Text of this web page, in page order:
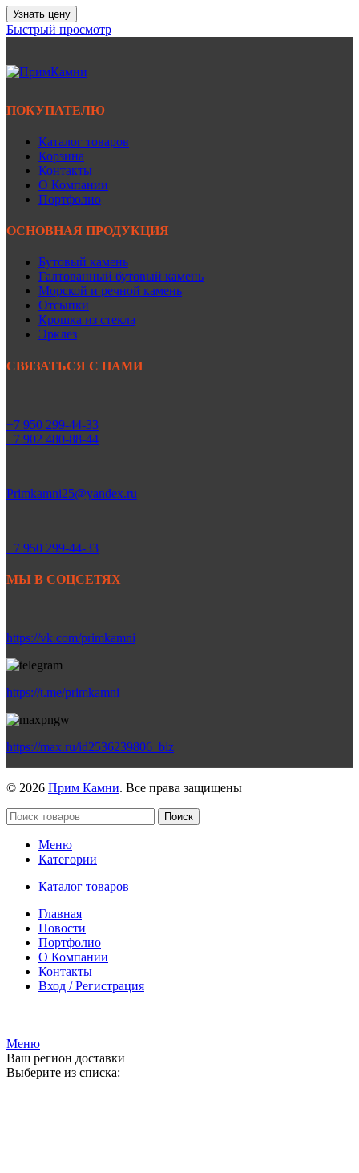
Узнать цену
Быстрый просмотр
ПОКУПАТЕЛЮ
Каталог товаров
Корзина
Контакты
О Компании
Портфолио
ОСНОВНАЯ ПРОДУКЦИЯ
Бутовый камень
Галтованный бутовый камень
Морской и речной камень
Отсыпки
Крошка из стекла
Эрклез
СВЯЗАТЬСЯ С НАМИ
+7 950 299-44-33
+7 902 480-88-44
Primkamni25@yandex.ru
+7 950 299-44-33
МЫ В СОЦСЕТЯХ
https://vk.com/primkamni
https://t.me/primkamni
https://max.ru/id2536239806_biz
© 2026 Прим Камни. Все права защищены
Поиск
Меню
Категории
Каталог товаров
Главная
Новости
Портфолио
О Компании
Контакты
Вход / Регистрация
Меню
Ваш регион доставки
Выберите из списка: